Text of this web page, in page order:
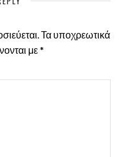
Τα υποχρεωτικά
με*